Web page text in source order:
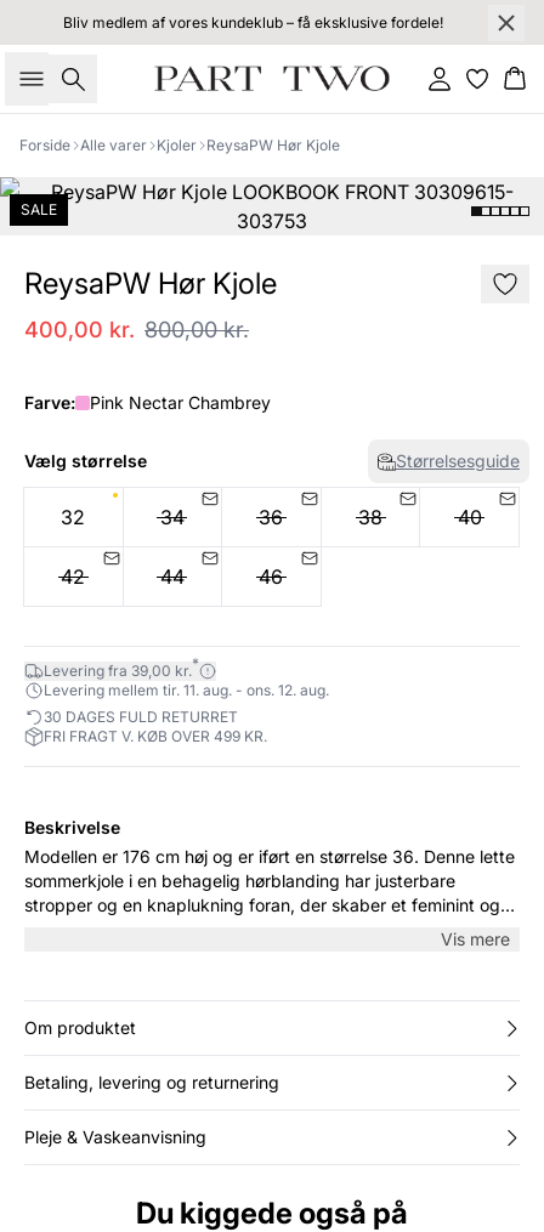
Bliv medlem af vores kundeklub – få eksklusive fordele!
Søg Log ind
Forside Alle varer Kjoler ReysaPW Hør Kjole
SALE
ReysaPW Hør Kjole
400,00 kr. 800,00 kr.
Farve: Pink Nectar Chambrey
Vælg størrelse Størrelsesguide
32 34 36 38 40
42 44 46
Levering fra 39,00 kr.*
Levering mellem tir. 11. aug. - ons. 12. aug.
30 DAGES FULD RETURRET
FRI FRAGT V. KØB OVER 499 KR.
Beskrivelse
Modellen er 176 cm høj og er iført en størrelse 36. Denne lette
sommerkjole i en behagelig hørblanding har justerbare
stropper og en knaplukning foran, der skaber et feminint og
luftigt udtryk. Den løse pasform gør den ideel til varme dage,
mens det tidløse design nemt kan styles med både sandaler
Vis mere
Om produktet
Betaling, levering og returnering
Pleje & Vaskeanvisning
Du kiggede også på